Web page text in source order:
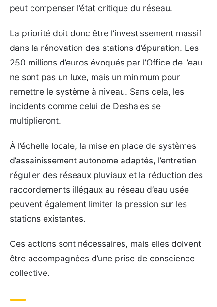
peut compenser l’état critique du réseau.
La priorité doit donc être l’investissement massif
dans la rénovation des stations d’épuration. Les
250 millions d’euros évoqués par l’Office de l’eau
ne sont pas un luxe, mais un minimum pour
remettre le système à niveau. Sans cela, les
incidents comme celui de Deshaies se
multiplieront.
À l’échelle locale, la mise en place de systèmes
d’assainissement autonome adaptés, l’entretien
régulier des réseaux pluviaux et la réduction des
raccordements illégaux au réseau d’eau usée
peuvent également limiter la pression sur les
stations existantes.
Ces actions sont nécessaires, mais elles doivent
être accompagnées d’une prise de conscience
collective.